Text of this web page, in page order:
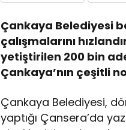
Çankaya Belediyesi
çalışmalarını
yetiştirilen 200 bin
Çankaya’nın çeşitli
Çankaya Belediyesi,
yaptığı Çansera’da